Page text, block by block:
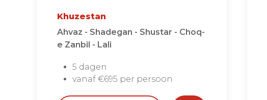
Khuzestan
Ahvaz - Shadegan - Shustar - Choq-
e Zanbil - Lali
5 dagen
vanaf €695 per persoon